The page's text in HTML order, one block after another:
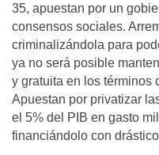
35, apuestan por un
consensos sociales.
criminalizándola para
ya no será posible
y gratuita en los términos
Apuestan por privatizar
el 5% del PIB en gasto
financiándolo con